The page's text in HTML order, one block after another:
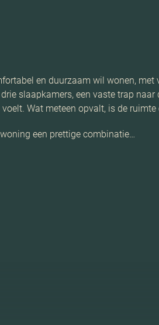
en duurzaam wil wonen,
slaapkamers, een vaste trap
Wat meteen opvalt, is de
een prettige combinatie…